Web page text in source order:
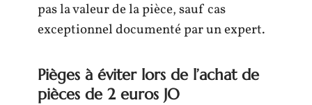
pas la valeur de la pièce, sauf cas
exceptionnel documenté par un expert.
Pièges à éviter lors de l’achat de
pièces de 2 euros JO